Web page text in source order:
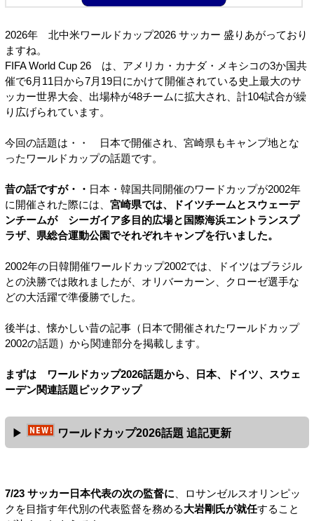
2026年 北中米ワールドカップ2026 サッカー 盛りあがっており
ますね。
FIFA World Cup 26 は、アメリカ・カナダ・メキシコの3か国共
催で6月11日から7月19日にかけて開催されている史上最大のサ
ッカー世界大会、出場枠が48チームに拡大され、計104試合が繰
り広げられています。
今回の話題は・・ 日本で開催され、宮崎県もキャンプ地とな
ったワールドカップの話題です。
昔の話ですが・・ 日本・韓国共同開催のワードカップが2002年
に開催された際には、 宮崎県では、ドイツチームとスウェーデ
ンチームが シーガイア多目的広場と国際海浜エントランスプ
ラザ、県総合運動公園でそれぞれキャンプを行いました。
2002年の日韓開催ワールドカップ2002では、ドイツはブラジル
との決勝では敗れましたが、オリバーカーン、クローゼ選手な
どの大活躍で準優勝でした。
後半は、懐かしい昔の記事（日本で開催されたワールドカップ
2002の話題）から関連部分を掲載します。
まずは ワールドカップ2026話題から、日本、ドイツ、スウェ
ーデン関連話題ピックアップ
ワールドカップ2026話題 追記更新
7/23 サッカー日本代表の次の監督に、ロサンゼルスオリンピッ
クを目指す年代別の代表監督を務める大岩剛氏が就任すること